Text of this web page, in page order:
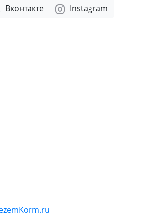
Вконтакте Instagram